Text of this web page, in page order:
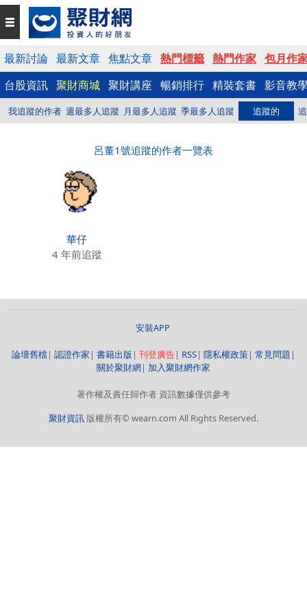
最新討論 最新文章 焦點文章 熱門標籤 熱門作家 包月作
台股資訊 聚財商城 聚財講座 暢銷排行 精裝套書 影音教
我追蹤的作者 週最多人追蹤 月最多人追蹤 季最多人追蹤 追蹤的
呂董1號追蹤的作者一覽表
華仔
4 年前追蹤
安裝APP
論壇舊檔| 認證作家 | 書籍出版 | 刊登廣告| RSS| 隱私權政策| 常見問題 |
關於聚財網| 加入聚財網作家
著作權及責任歸作者 資訊數據僅供參考
聚財資訊 版權所有© wearn.com All Rights Reserved.